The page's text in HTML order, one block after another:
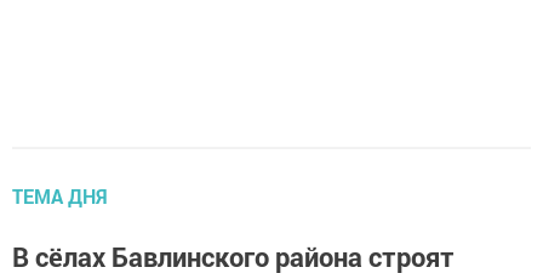
ТЕМА ДНЯ
В сёлах Бавлинского района строят